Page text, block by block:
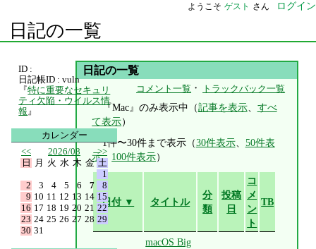
ようこそ ゲスト さん ログイン
日記の一覧
日記の一覧
コメント一覧 ・ トラックバック一覧
『Mac』のみ表示中（記事を表示、 すべ
て表示）
1件〜30件まで表示（30件表示、 50件表
示、 100件表示）
日付 ▼ タイトル
分
類
投稿
日
コ
メ
ン
ト
TB
macOS Big
ID :
日記帳ID : vuln
『特に重要なセキュリ
ティ欠陥・ウイルス情
報 』
カレンダー
<<
2026/08
>>
日
月 火 水 木 金 土
1
2
3 4 5 6 7
8
9 10 11 12 13 14 15
16 17 18 19 20 21 22
23 24 25 26 27 28 29
30 31